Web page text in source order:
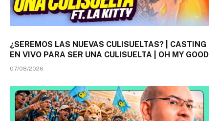
¿SEREMOS LAS NUEVAS CULISUELTAS? | CASTING
EN VIVO PARA SER UNA CULISUELTA | OH MY GOOD
07/08/2026